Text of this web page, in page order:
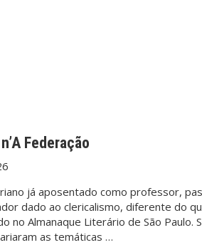
Federação
já aposentado como professor,
dado ao clericalismo, diferente do
no Almanaque Literário de São Paulo.
as temáticas …